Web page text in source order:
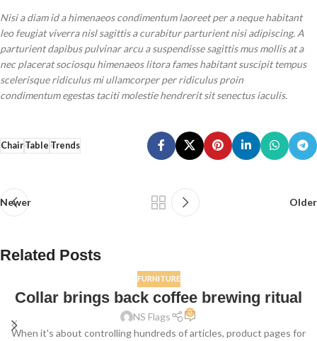
Nisi a diam id a himenaeos condimentum laoreet per a neque habitant
leo feugiat viverra nisl sagittis a curabitur parturient nisi adipiscing. A
parturient dapibus pulvinar arcu a suspendisse sagittis mus mollis at a
nec placerat sociosqu himenaeos litora fames habitant suscipit tempus
scelerisque ridiculus mi ullamcorper per ridiculus proin
condimentum egestas taciti molestie hendrerit sit senectus iaculis.
ChairTable Trends
Newer Older
Related Posts
FURNITURE
Collar brings back coffee brewing ritual
NS Flags 0
When it's about controlling hundreds of articles, product pages for